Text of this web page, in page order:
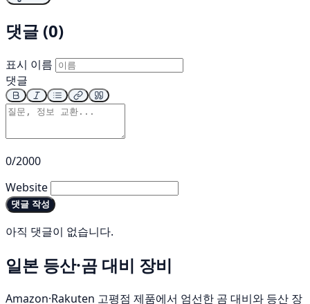
댓글 (0)
표시 이름
댓글
0/2000
Website
댓글 작성
아직 댓글이 없습니다.
일본 등산·곰 대비 장비
Amazon·Rakuten 고평점 제품에서 엄선한 곰 대비와 등산 장